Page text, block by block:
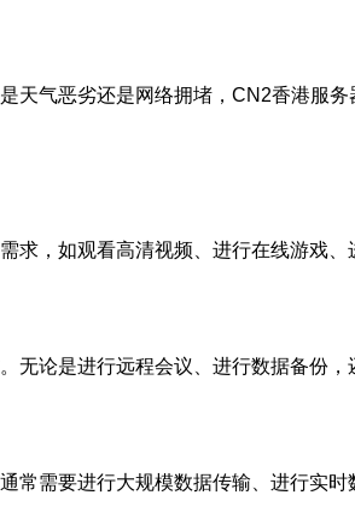
天气恶劣还是网络拥堵，CN2香港服务
求，如观看高清视频、进行在线游戏、
无论是进行远程会议、进行数据备份，
常需要进行大规模数据传输、进行实时